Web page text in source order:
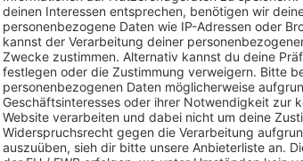
Schläuche und andere Kunststoffteile.
der Motorraum im Auto einen perfekten
Schlafplatz. Nicht selten findet man
dass sich der Marder ein kleines Nest